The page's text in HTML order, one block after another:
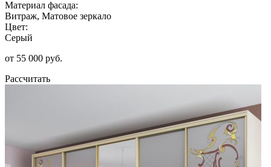
Материал фасада:
Витраж, Матовое зеркало
Цвет:
Серый
от 55 000 руб.
Рассчитать